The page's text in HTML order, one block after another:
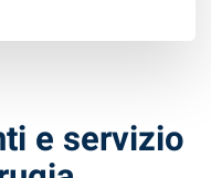
e servizio